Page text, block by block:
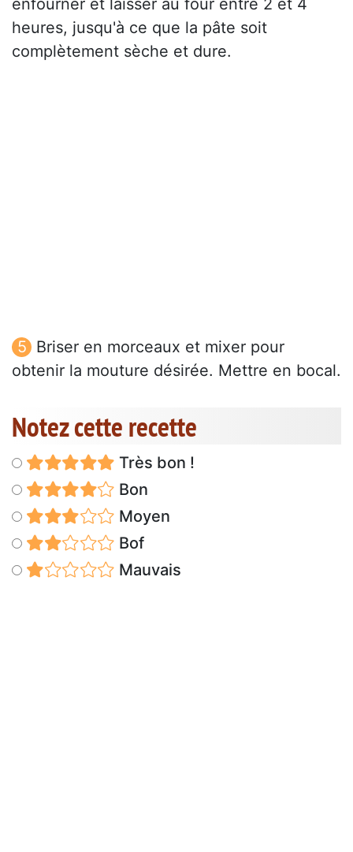
enfourner et laisser au four entre 2 et 4
heures, jusqu'à ce que la pâte soit
complètement sèche et dure.
Briser en morceaux et mixer pour
obtenir la mouture désirée. Mettre en bocal.
Notez cette recette
Très bon !
Bon
Moyen
Bof
Mauvais